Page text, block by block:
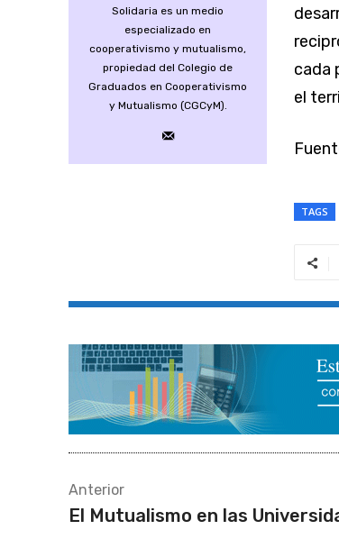
Solidaria es un medio
especializado en
cooperativismo y mutualismo,
propiedad del Colegio de
Graduados en Cooperativismo
y Mutualismo (CGCyM).
cada
el
TAGS
Anterior
El Mutualismo en las